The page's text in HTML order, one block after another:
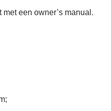
een owner’s manual.